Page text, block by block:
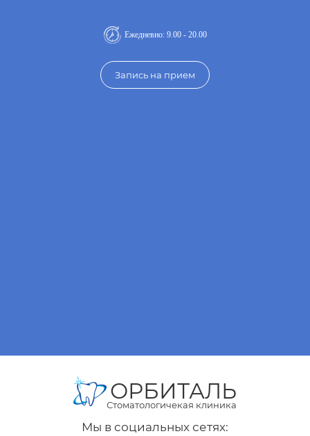
Ежедневно: 9.00 - 20.00
Запись на прием
ОРБИТАЛЬ
Стоматологичекая клиника
Мы в социальных сетях: